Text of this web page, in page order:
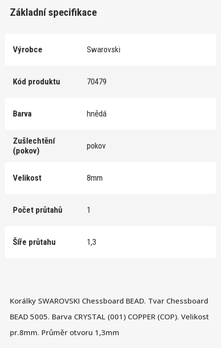
Korálky SWAROVSKI Chessboard BEAD. Tvar Chessboard
BEAD 5005. Barva CRYSTAL (001) COPPER (COP). Velikost
pr.8mm. Průměr otvoru 1,3mm
Základní specifikace
Výrobce Swarovski
Kód produktu 70479
Barva hnědá
Zušlechtění
(pokov)
pokov
Velikost 8mm
Počet průtahů 1
Šíře průtahu 1,3